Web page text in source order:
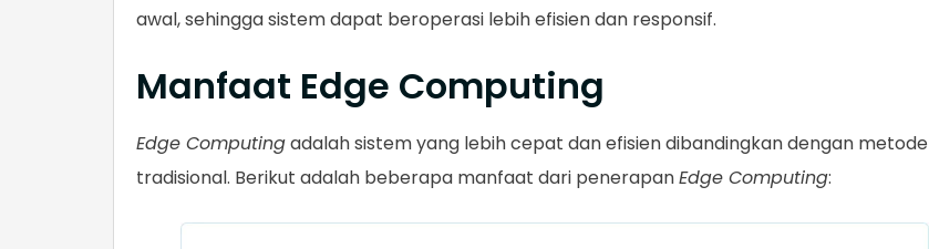
awal, sehingga sistem dapat beroperasi lebih efisien dan responsif.
Manfaat Edge Computing
Edge Computingadalah sistem yang lebih cepat dan efisien dibandingkan dengan metode
tradisional. Berikut adalah beberapa manfaat dari penerapanEdge Computing: